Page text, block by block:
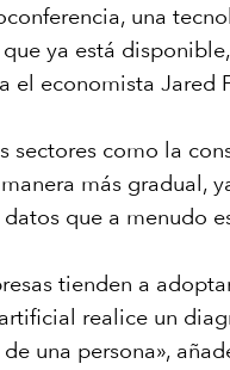
una
ya está
el economista Jared
sectores como la
más gradual,
que a menudo
tienden a
realice un
una persona»,